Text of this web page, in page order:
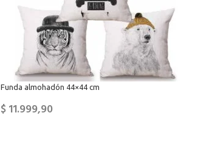
Funda almohadón 44×44 cm
$11.999,90